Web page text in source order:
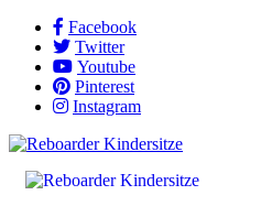
Facebook
Twitter
Youtube
Pinterest
Instagram